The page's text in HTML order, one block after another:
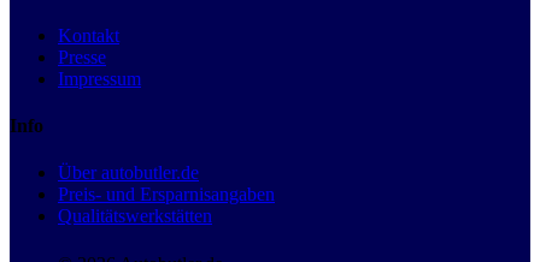
Kontakt
Presse
Impressum
Info
Über autobutler.de
Preis- und Ersparnisangaben
Qualitätswerkstätten